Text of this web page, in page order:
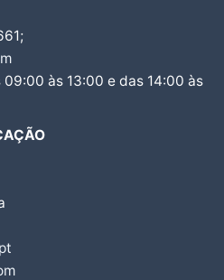
09:00 às 13:00 e das 14:00 às